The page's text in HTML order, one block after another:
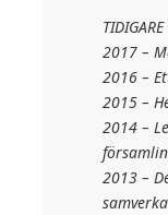
2017 –
2016 –
2015 –
2014 –
2013 –